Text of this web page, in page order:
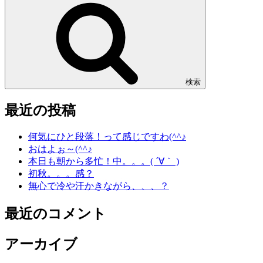
検索
最近の投稿
何気にひと段落！って感じですわ(^^♪
おはよぉ～(^^♪
本日も朝から多忙！中。。。( ´∀｀ )
初秋。。。感？
無心で冷や汗かきながら、、、？
最近のコメント
アーカイブ